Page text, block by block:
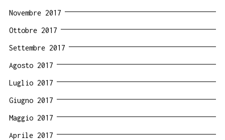
Novembre 2017
Ottobre 2017
Settembre 2017
Agosto 2017
Luglio 2017
Giugno 2017
Maggio 2017
Aprile 2017